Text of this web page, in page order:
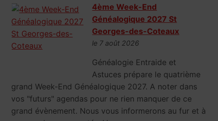
4ème Week-End
Généalogique 2027 St
Georges-des-Coteaux
le 7 août 2026
Généalogie Entraide et
Astuces prépare le quatrième
grand Week-End Généalogique 2027. A noter dans
vos "futurs" agendas pour ne rien manquer de ce
grand évènement. Nous vous informerons au fur et à